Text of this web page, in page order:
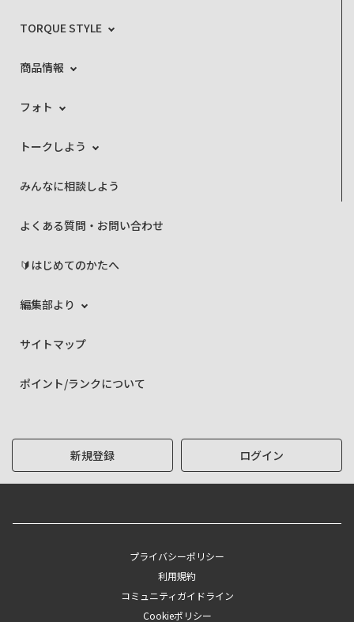
TORQUE STYLE
商品情報
フォト
トークしよう
みんなに相談しよう
よくある質問・お問い合わせ
🔰はじめてのかたへ
編集部より
サイトマップ
ポイント/ランクについて
新規登録 ログイン
プライバシーポリシー
利用規約
コミュニティガイドライン
Cookieポリシー